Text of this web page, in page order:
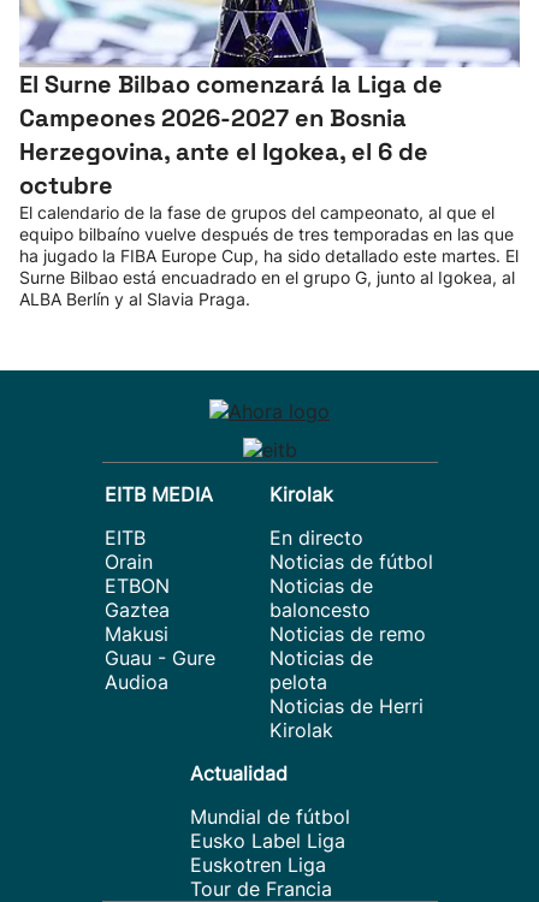
El Surne Bilbao comenzará la Liga de
Campeones 2026-2027 en Bosnia
Herzegovina, ante el Igokea, el 6 de
octubre
El calendario de la fase de grupos del campeonato, al que el
equipo bilbaíno vuelve después de tres temporadas en las que
ha jugado la FIBA Europe Cup, ha sido detallado este martes. El
Surne Bilbao está encuadrado en el grupo G, junto al Igokea, al
ALBA Berlín y al Slavia Praga.
EITB MEDIA
EITB
Orain
ETBON
Gaztea
Makusi
Guau - Gure
Audioa
Kirolak
En directo
Noticias de fútbol
Noticias de
baloncesto
Noticias de remo
Noticias de
pelota
Noticias de Herri
Kirolak
Actualidad
Mundial de fútbol
Eusko Label Liga
Euskotren Liga
Tour de Francia